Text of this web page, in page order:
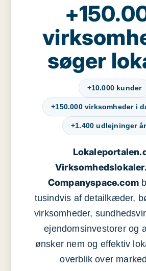
søger
+10.000 kunder
+150.000 virksomheder i
+1.400 udlejninger
Companyspace.com
tusindvis af detailkæder,
virksomheder,
ejendomsinvestorer og
ønsker nem og effektiv
overblik over